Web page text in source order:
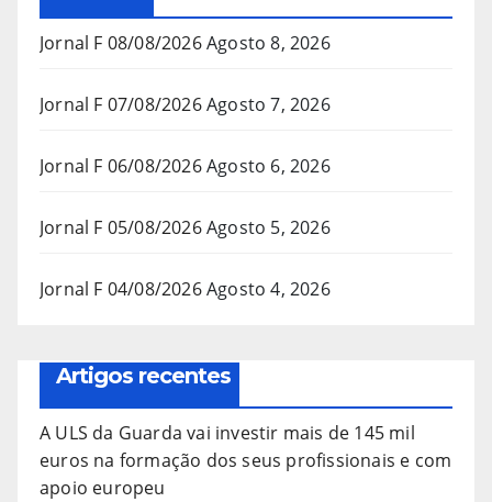
Jornal F 08/08/2026Agosto 8, 2026
Jornal F 07/08/2026Agosto 7, 2026
Jornal F 06/08/2026Agosto 6, 2026
Jornal F 05/08/2026Agosto 5, 2026
Jornal F 04/08/2026Agosto 4, 2026
Artigos recentes
A ULS da Guarda vai investir mais de 145 mil
euros na formação dos seus profissionais e com
apoio europeu